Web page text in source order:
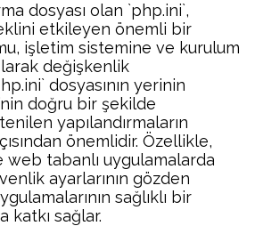
dosyası olan `php.ini`,
etkileyen önemli bir
işletim sistemine ve kurulum
değişkenlik
dosyasının yerinin
doğru bir şekilde
yapılandırmaların
önemlidir. Özellikle,
tabanlı uygulamalarda
ayarlarının gözden
sağlıklı bir
katkı sağlar.